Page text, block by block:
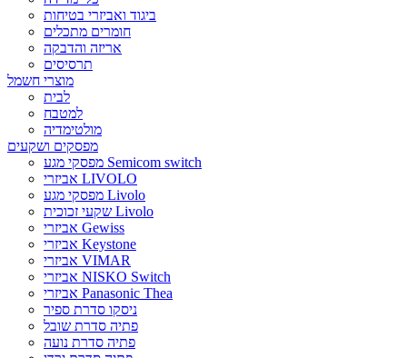
ביגוד ואביזרי בטיחות
חומרים מתכלים
אריזה והדבקה
תרסיסים
מוצרי חשמל
לבית
למטבח
מולטימדיה
מפסקים ושקעים
מפסקי מגע Semicom switch
אביזרי LIVOLO
מפסקי מגע Livolo
שקעי זכוכית Livolo
אביזרי Gewiss
אביזרי Keystone
אביזרי VIMAR
אביזרי NISKO Switch
אביזרי Panasonic Thea
ניסקו סדרת ספיר
פתיה סדרת שובל
פתיה סדרת נועה